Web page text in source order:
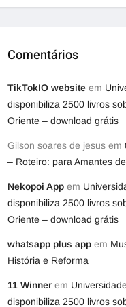
Comentários
TikTokIO website em
disponibiliza 2500 livros
Oriente – download grátis
Gilson soares de jesus em
– Roteiro: para Amantes
Nekopoi App em
disponibiliza 2500 livros
Oriente – download grátis
whatsapp plus app em
História e Reforma
11 Winner em
disponibiliza 2500 livros